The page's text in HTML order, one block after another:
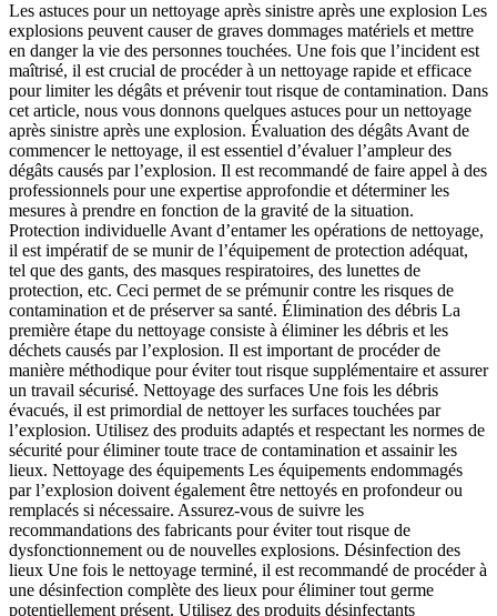
Les astuces pour un nettoyage après sinistre après une explosion Les
explosions peuvent causer de graves dommages matériels et mettre
en danger la vie des personnes touchées. Une fois que l’incident est
maîtrisé, il est crucial de procéder à un nettoyage rapide et efficace
pour limiter les dégâts et prévenir tout risque de contamination. Dans
cet article, nous vous donnons quelques astuces pour un nettoyage
après sinistre après une explosion. Évaluation des dégâts Avant de
commencer le nettoyage, il est essentiel d’évaluer l’ampleur des
dégâts causés par l’explosion. Il est recommandé de faire appel à des
professionnels pour une expertise approfondie et déterminer les
mesures à prendre en fonction de la gravité de la situation.
Protection individuelle Avant d’entamer les opérations de nettoyage,
il est impératif de se munir de l’équipement de protection adéquat,
tel que des gants, des masques respiratoires, des lunettes de
protection, etc. Ceci permet de se prémunir contre les risques de
contamination et de préserver sa santé. Élimination des débris La
première étape du nettoyage consiste à éliminer les débris et les
déchets causés par l’explosion. Il est important de procéder de
manière méthodique pour éviter tout risque supplémentaire et assurer
un travail sécurisé. Nettoyage des surfaces Une fois les débris
évacués, il est primordial de nettoyer les surfaces touchées par
l’explosion. Utilisez des produits adaptés et respectant les normes de
sécurité pour éliminer toute trace de contamination et assainir les
lieux. Nettoyage des équipements Les équipements endommagés
par l’explosion doivent également être nettoyés en profondeur ou
remplacés si nécessaire. Assurez-vous de suivre les
recommandations des fabricants pour éviter tout risque de
dysfonctionnement ou de nouvelles explosions. Désinfection des
lieux Une fois le nettoyage terminé, il est recommandé de procéder à
une désinfection complète des lieux pour éliminer tout germe
potentiellement présent. Utilisez des produits désinfectants